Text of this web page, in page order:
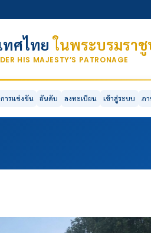
ทศไทยในพระบรมรา
HIS MAJESTY’S PATRONAGE
การแข่งขัน อันดับ ลงทะเบียน เข้าสู่ระบบ ภ